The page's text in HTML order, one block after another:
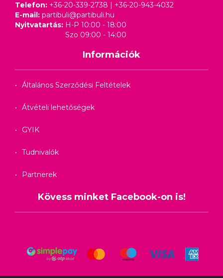
Telefon: +36-20-339-2738 | +36-20-943-4032
E-mail: partibuli@partibuli.hu
Nyitvatartás: H-P 10:00 - 18:00
Szo 09:00 - 14:00
Információk
Általános Szerződési Feltételek
Átvételi lehetőségek
GYIK
Tudnivalók
Partnerek
Kövess minket Facebook-on is!